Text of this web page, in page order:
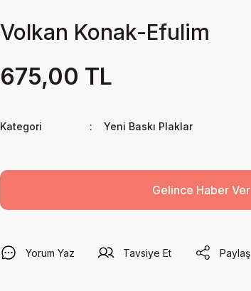
Volkan Konak-Efulim
675,00 TL
Kategori Yeni Baskı Plaklar
Gelince Haber Ver
Yorum Yaz Tavsiye Et Paylaş